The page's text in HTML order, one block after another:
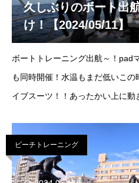
久しぶりのボート出
け！【2024/05/11】
ボートトレーニング出航～！pad
も同時開催！水温もまだ低いこ
イブスーツ！！あったかい上に動
ボトム-70ｍ(ドリフト)晴れときど
ビーチトレーニング